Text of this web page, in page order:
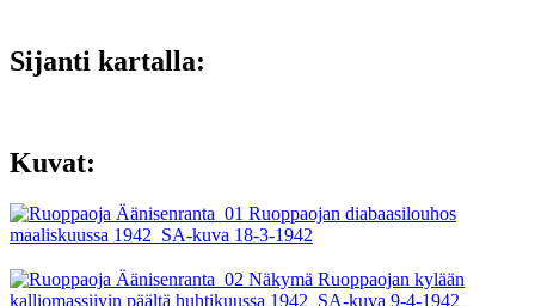
Sijanti kartalla:
Kuvat: